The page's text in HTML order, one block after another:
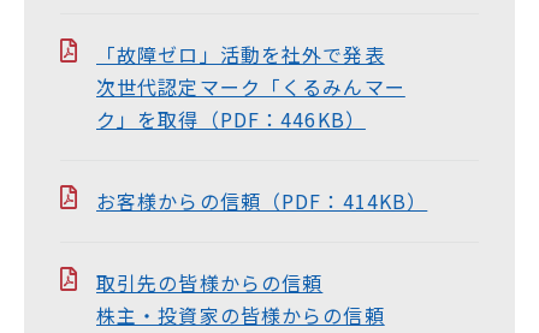
「故障ゼロ」活動を社外で発表
次世代認定マーク「くるみんマー
ク」を取得（PDF：446KB）
お客様からの信頼（PDF：414KB）
取引先の皆様からの信頼
株主・投資家の皆様からの信頼